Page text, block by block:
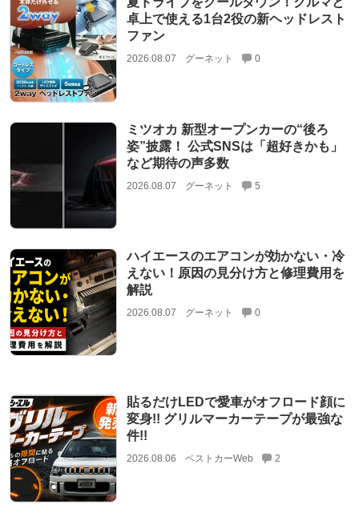
卓上で使える1台2役の新ヘッドレスト
ファン
2026.08.07 グーネット 0
ミツオカ 新型オープンカーの“後ろ
姿”披露！ 公式SNSは「超好きかも」
など期待の声多数
2026.08.07 グーネット 5
ハイエースのエアコンが効かない・冷
えない！原因の見分け方と修理費用を
解説
2026.08.07 グーネット 0
貼るだけLEDで愛車がオフロード顔に
変身!! グリルマーカーテープが最強な
件!!
2026.08.06 ベストカーWeb 2